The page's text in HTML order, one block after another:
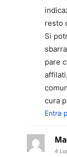
resto
Si
pare
cura
Entra
4